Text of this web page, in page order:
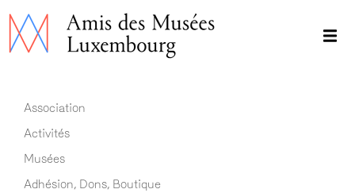
Aller
au
Main navigation FR
Association
Activités
Musées
Adhésion, Dons, Boutique